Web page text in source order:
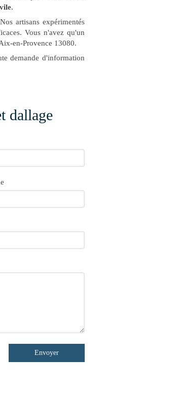
.
artisans expérimentés
Vous n'avez qu'un
en-Provence 13080.
demande d'information
dallage
Envoyer